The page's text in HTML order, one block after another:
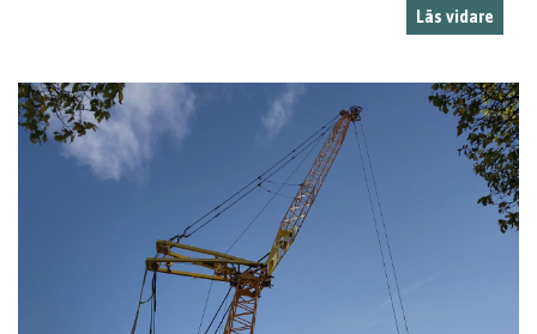
Läs vidare